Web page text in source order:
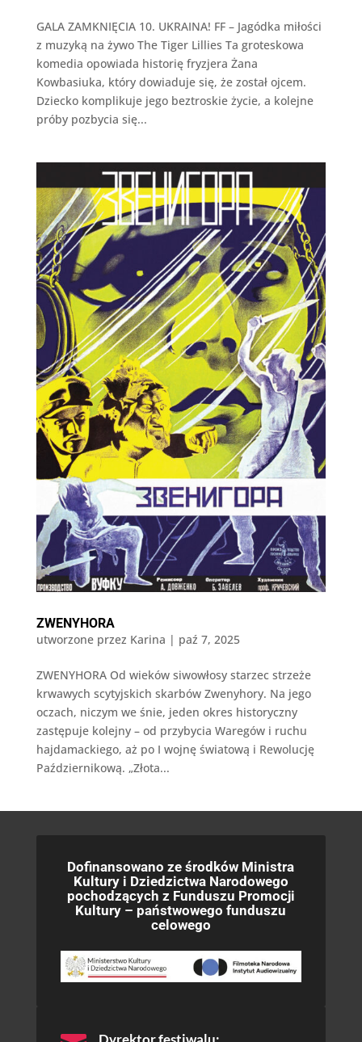
GALA ZAMKNIĘCIA 10. UKRAINA! FF – Jagódka miłości
z muzyką na żywo The Tiger Lillies Ta groteskowa
komedia opowiada historię fryzjera Żana
Kowbasiuka, który dowiaduje się, że został ojcem.
Dziecko komplikuje jego beztroskie życie, a kolejne
próby pozbycia się...
ZWENYHORA
utworzone przez Karina | paź 7, 2025
ZWENYHORA Od wieków siwowłosy starzec strzeże
krwawych scytyjskich skarbów Zwenyhory. Na jego
oczach, niczym we śnie, jeden okres historyczny
zastępuje kolejny – od przybycia Waregów i ruchu
hajdamackiego, aż po I wojnę światową i Rewolucję
Październikową. „Złota...
Dofinansowano ze środków Ministra
Kultury i Dziedzictwa Narodowego
pochodzących z Funduszu Promocji
Kultury – państwowego funduszu
celowego